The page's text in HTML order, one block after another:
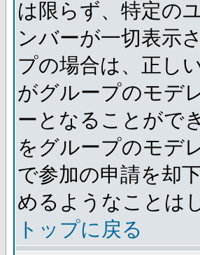
は限らず、特定の
ンバーが一切表示
プの場合は、正し
がグループのモデ
ーとなることがで
をグループのモデ
で参加の申請を却
めるようなことは
トップに戻る